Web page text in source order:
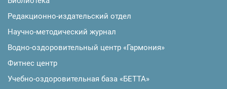
Редакционно-издательский отдел
Научно-методический журнал
Водно-оздоровительный центр «Гармония»
Фитнес центр
Учебно-оздоровительная база «БЕТТА»